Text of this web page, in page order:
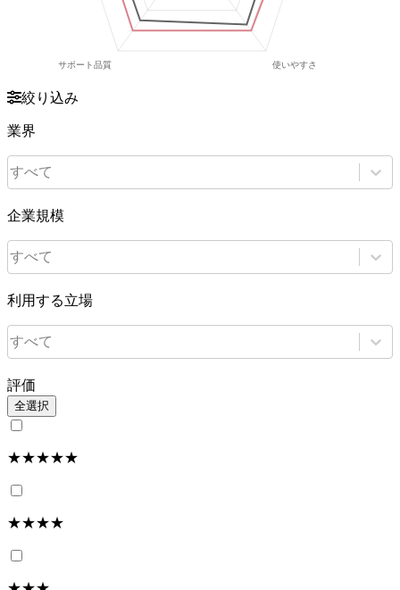
絞り込み
業界
すべて
企業規模
すべて
利用する立場
すべて
評価
全選択
★★★★★
★★★★